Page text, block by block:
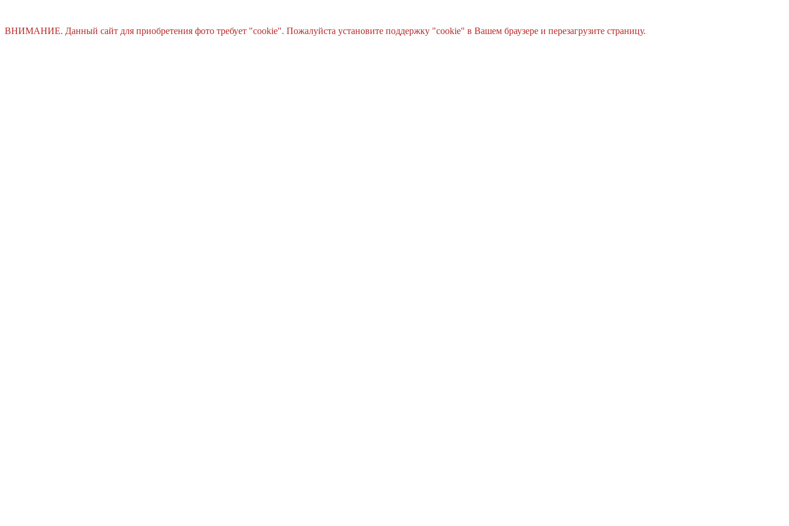
ВНИМАНИЕ. Данный сайт для приобретения фото требует "cookie". Пожалуйста установите поддержку "cookie" в Вашем браузере и перезагрузите страницу.